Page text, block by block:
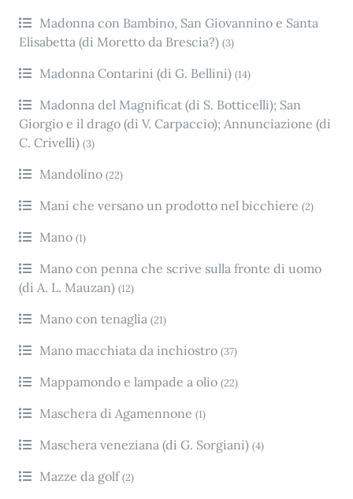
Madonna con Bambino, San Giovannino e Santa
Elisabetta (di Moretto da Brescia?) (3)
Madonna Contarini (di G. Bellini) (14)
Madonna del Magnificat (di S. Botticelli); San
Giorgio e il drago (di V. Carpaccio); Annunciazione (di
C. Crivelli) (3)
Mandolino (22)
Mani che versano un prodotto nel bicchiere (2)
Mano (1)
Mano con penna che scrive sulla fronte di uomo
(di A. L. Mauzan) (12)
Mano con tenaglia (21)
Mano macchiata da inchiostro (37)
Mappamondo e lampade a olio (22)
Maschera di Agamennone (1)
Maschera veneziana (di G. Sorgiani) (4)
Mazze da golf(2)